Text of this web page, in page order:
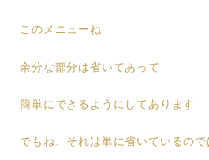
このメニューね
余分な部分は省いてあって
簡単にできるようにしてあります
でもね、それは単に省いているので